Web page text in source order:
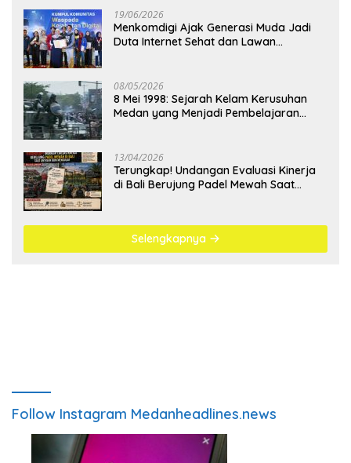
19/06/2026
Menkomdigi Ajak Generasi Muda Jadi
Duta Internet Sehat dan Lawan
08/05/2026
8 Mei 1998: Sejarah Kelam Kerusuhan
Medan yang Menjadi Pembelajaran
13/04/2026
Terungkap! Undangan Evaluasi Kinerja
di Bali Berujung Padel Mewah Saat
Selengkapnya
Follow Instagram Medanheadlines.news